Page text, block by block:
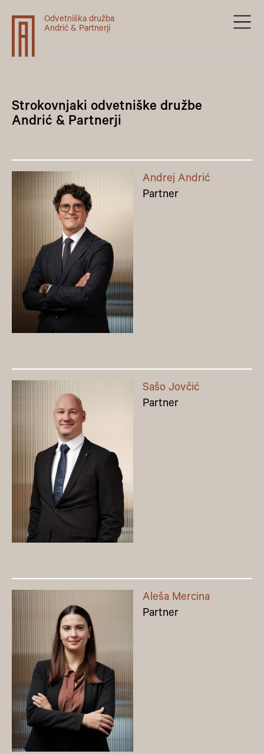
Odvetniška družba
Andrić & Partnerji
Strokovnjaki odvetniške družbe
Andrić & Partnerji
Andrej Andrić
Partner
Sašo Jovčić
Partner
Aleša Mercina
Partner